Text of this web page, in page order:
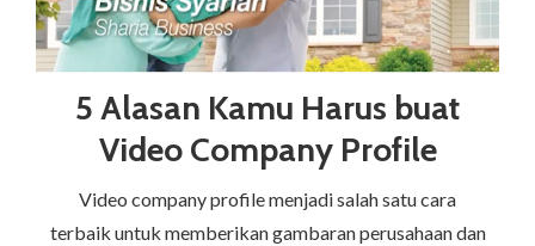
5 Alasan Kamu Harus buat
Video Company Profile
Video company profile menjadi salah satu cara
terbaik untuk memberikan gambaran perusahaan dan